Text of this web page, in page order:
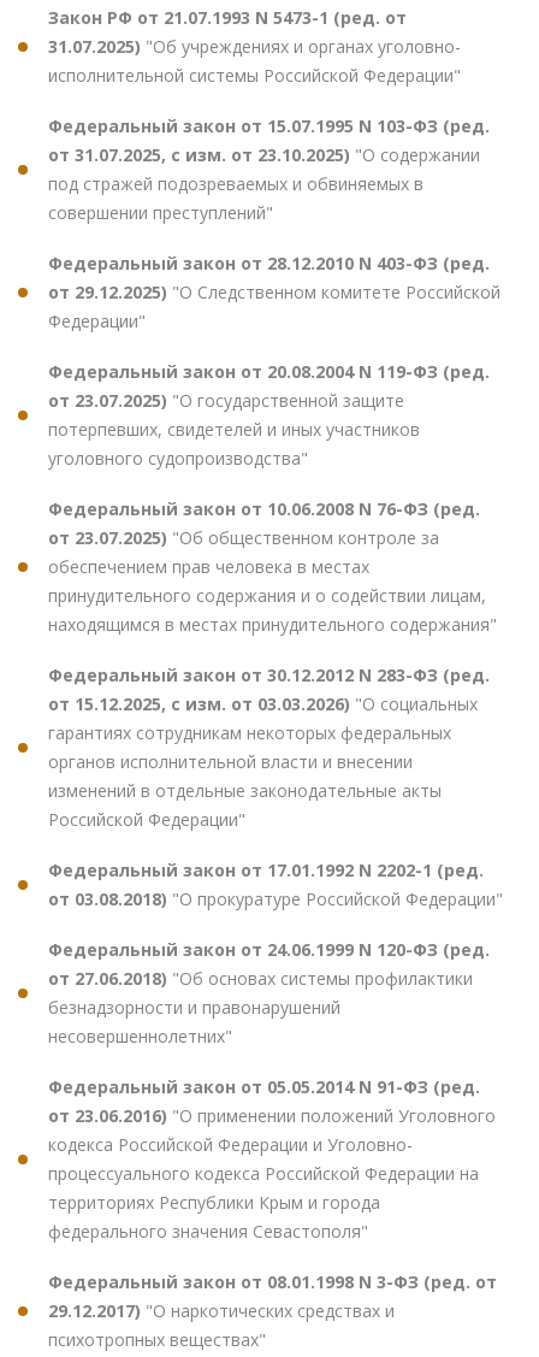
Закон РФ от 21.07.1993 N 5473-1 (ред. от
31.07.2025) "Об учреждениях и органах уголовно-
исполнительной системы Российской Федерации"
Федеральный закон от 15.07.1995 N 103-ФЗ (ред.
от 31.07.2025, с изм. от 23.10.2025) "О содержании
под стражей подозреваемых и обвиняемых в
совершении преступлений"
Федеральный закон от 28.12.2010 N 403-ФЗ (ред.
от 29.12.2025) "О Следственном комитете Российской
Федерации"
Федеральный закон от 20.08.2004 N 119-ФЗ (ред.
от 23.07.2025) "О государственной защите
потерпевших, свидетелей и иных участников
уголовного судопроизводства"
Федеральный закон от 10.06.2008 N 76-ФЗ (ред.
от 23.07.2025) "Об общественном контроле за
обеспечением прав человека в местах
принудительного содержания и о содействии лицам,
находящимся в местах принудительного содержания"
Федеральный закон от 30.12.2012 N 283-ФЗ (ред.
от 15.12.2025, с изм. от 03.03.2026) "О социальных
гарантиях сотрудникам некоторых федеральных
органов исполнительной власти и внесении
изменений в отдельные законодательные акты
Российской Федерации"
Федеральный закон от 17.01.1992 N 2202-1 (ред.
от 03.08.2018) "О прокуратуре Российской Федерации"
Федеральный закон от 24.06.1999 N 120-ФЗ (ред.
от 27.06.2018) "Об основах системы профилактики
безнадзорности и правонарушений
несовершеннолетних"
Федеральный закон от 05.05.2014 N 91-ФЗ (ред.
от 23.06.2016) "О применении положений Уголовного
кодекса Российской Федерации и Уголовно-
процессуального кодекса Российской Федерации на
территориях Республики Крым и города
федерального значения Севастополя"
Федеральный закон от 08.01.1998 N 3-ФЗ (ред. от
29.12.2017) "О наркотических средствах и
психотропных веществах"